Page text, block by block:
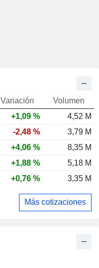
Variación
Volumen
+1,09 %
4,52 M
-2,48 %
3,79 M
+4,06 %
8,35 M
+1,88 %
5,18 M
+0,76 % 3,35 M
Más cotizaciones